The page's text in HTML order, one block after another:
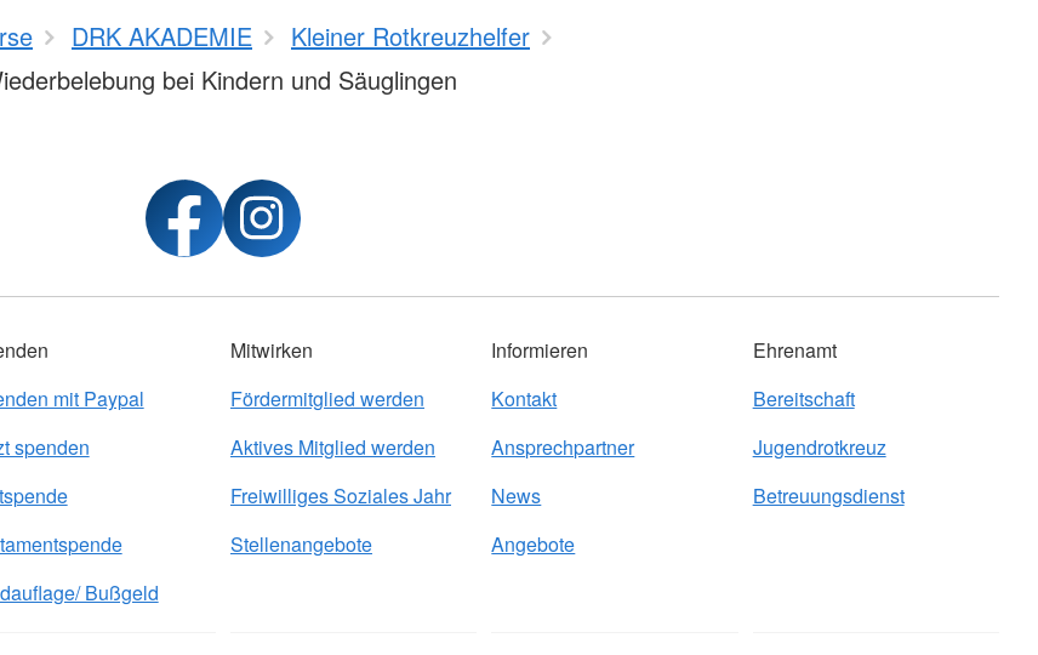
DRK AKADEMIE
Kleiner Rotkreuzhelfer
bei Kindern und Säuglingen
mit Paypal
spenden
Bußgeld
Mitwirken
Fördermitglied werden
Aktives Mitglied werden
Freiwilliges Soziales Jahr
Stellenangebote
Informieren
Kontakt
Ansprechpartner
News
Angebote
Ehrenamt
Bereitschaft
Jugendrotkreuz
Betreuungsdienst